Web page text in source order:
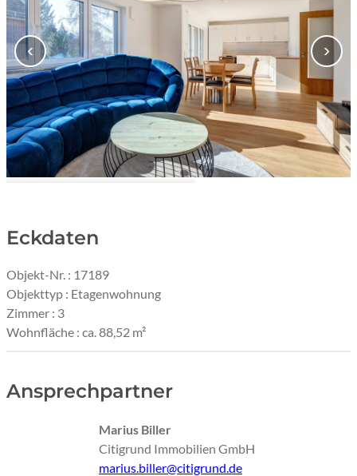
Eckdaten
Objekt-Nr. : 17189
Objekttyp : Etagenwohnung
Zimmer : 3
Wohnfläche : ca. 88,52 m²
Ansprechpartner
Marius Biller
Citigrund Immobilien GmbH
marius.biller@citigrund.de